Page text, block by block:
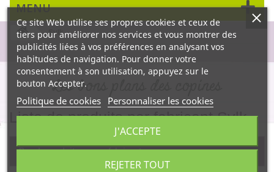
MENU
Sylk
Les bons plans des copines
Liste de produits par fabricant Sylk
Pas de produit pour ce fabricant.
Ce site Web utilise ses propres cookies et ceux de
tiers pour améliorer nos services et vous montrer des
publicités liées à vos préférences en analysant vos
habitudes de navigation. Pour donner votre
consentement à son utilisation, appuyez sur le
bouton Accepter.
Politique de cookies Personnaliser les cookies
REJETER TOUT
J'ACCEPTE